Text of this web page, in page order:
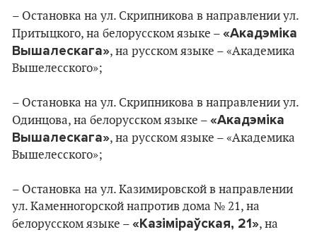
– Остановка на ул. Скрипникова в направлении ул.
Притыцкого, на белорусском языке – «Акадэміка
Вышалескага», на русском языке – «Академика
Вышелесского»;
– Остановка на ул. Скрипникова в направлении ул.
Одинцова, на белорусском языке – «Акадэміка
Вышалескага», на русском языке – «Академика
Вышелесского»;
– Остановка на ул. Казимировской в направлении
ул. Каменногорской напротив дома № 21, на
белорусском языке – «Казіміраўская, 21», на